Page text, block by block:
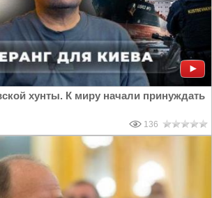
хунты. К миру начали принуждать
136